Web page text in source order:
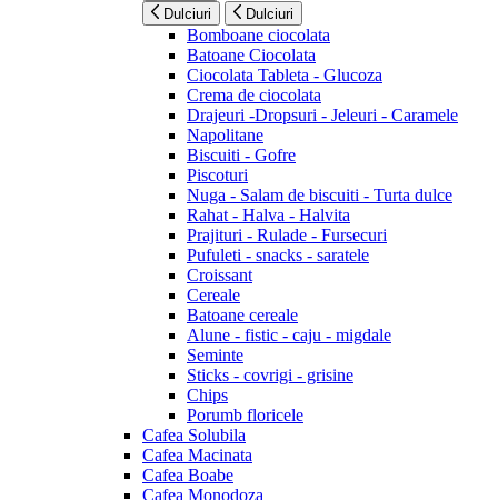
Dulciuri Dulciuri
Bomboane ciocolata
Batoane Ciocolata
Ciocolata Tableta - Glucoza
Crema de ciocolata
Drajeuri -Dropsuri - Jeleuri - Caramele
Napolitane
Biscuiti - Gofre
Piscoturi
Nuga - Salam de biscuiti - Turta dulce
Rahat - Halva - Halvita
Prajituri - Rulade - Fursecuri
Pufuleti - snacks - saratele
Croissant
Cereale
Batoane cereale
Alune - fistic - caju - migdale
Seminte
Sticks - covrigi - grisine
Chips
Porumb floricele
Cafea Solubila
Cafea Macinata
Cafea Boabe
Cafea Monodoza